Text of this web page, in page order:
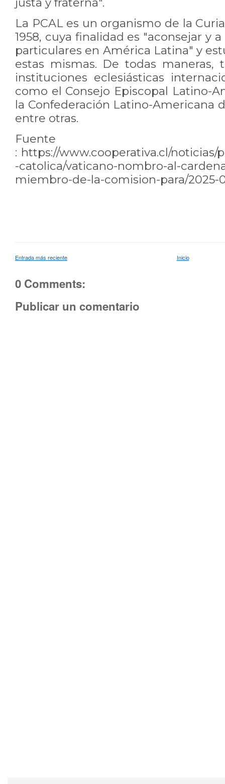
La PCAL es un organismo de la
1958, cuya finalidad es "aconsejar y
particulares en América Latina" y
estas mismas. De todas maneras,
instituciones eclesiásticas
como el Consejo Episcopal Latino-
la Confederación Latino-Americana
entre otras.
Fuente
: https://www.cooperativa.cl/noticias/
-catolica/vaticano-nombro-al-
miembro-de-la-comision-para/2025-
Entrada más reciente Inicio
0 Comments:
Publicar un comentario